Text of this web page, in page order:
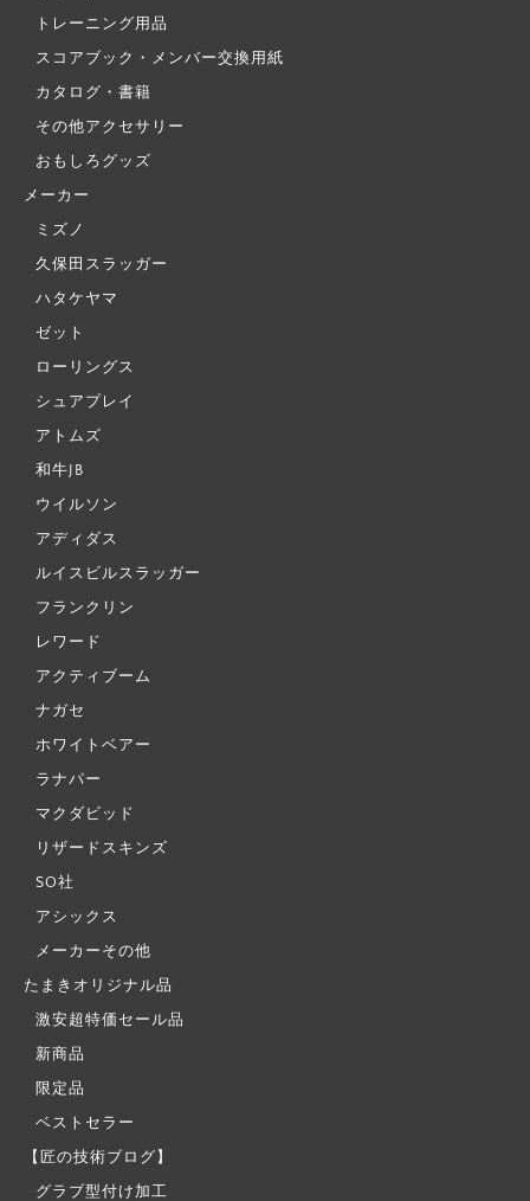
トレーニング用品
スコアブック・メンバー交換用紙
カタログ・書籍
その他アクセサリー
おもしろグッズ
メーカー
ミズノ
久保田スラッガー
ハタケヤマ
ゼット
ローリングス
シュアプレイ
アトムズ
和牛JB
ウイルソン
アディダス
ルイスビルスラッガー
フランクリン
レワード
アクティブーム
ナガセ
ホワイトベアー
ラナパー
マクダビッド
リザードスキンズ
SO社
アシックス
メーカーその他
たまきオリジナル品
激安超特価セール品
新商品
限定品
ベストセラー
【匠の技術ブログ】
グラブ型付け加工